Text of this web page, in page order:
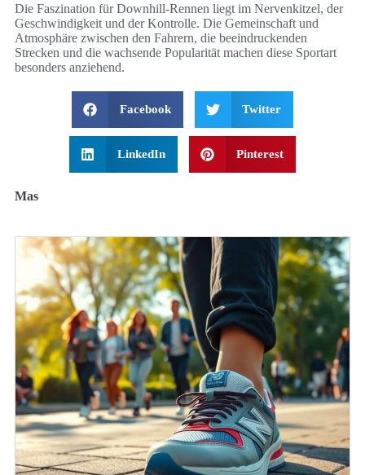
Die Faszination für Downhill-Rennen liegt im Nervenkitzel, der
Geschwindigkeit und der Kontrolle. Die Gemeinschaft und
Atmosphäre zwischen den Fahrern, die beeindruckenden
Strecken und die wachsende Popularität machen diese Sportart
besonders anziehend.
Facebook Twitter
LinkedIn Pinterest
Mas